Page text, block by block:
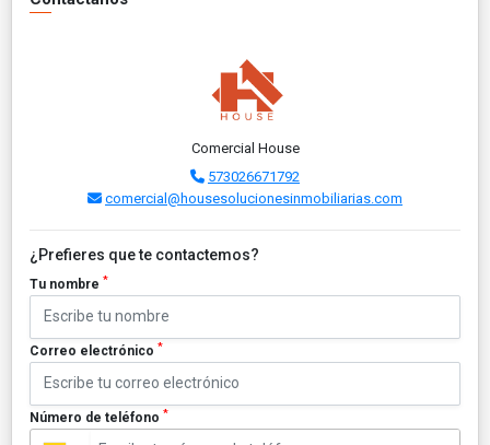
Comercial House
573026671792
comercial@housesolucionesinmobiliarias.com
¿Prefieres que te contactemos?
Tu nombre *
Correo electrónico *
Número de teléfono *